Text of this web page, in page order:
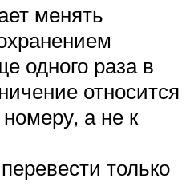
менять
одного раза в
относится
а не к
только